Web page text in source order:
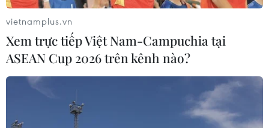
vietnamplus.vn
Xem trực tiếp Việt Nam-Campuchia tại
ASEAN Cup 2026 trên kênh nào?